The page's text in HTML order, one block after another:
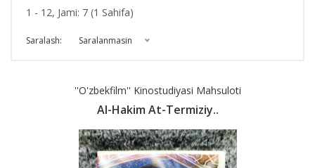
1 - 12, Jami: 7 (1 Sahifa)
Saralash: Saralanmasin
''O'zbekfilm'' Kinostudiyasi Mahsuloti
Al-Hakim At-Termiziy..